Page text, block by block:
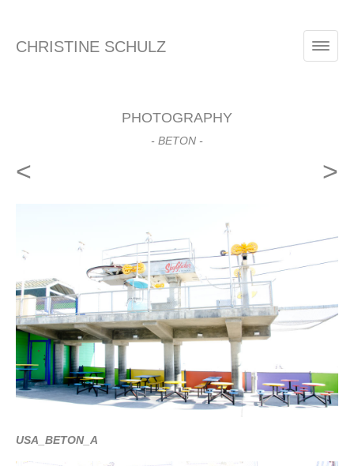
CHRISTINE SCHULZ
PHOTOGRAPHY
- BETON -
< >
USA_BETON_A